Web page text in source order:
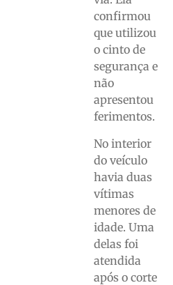
confirmou
que utilizou
o cinto de
segurança e
não
apresentou
ferimentos.
No interior
do veículo
havia duas
vítimas
menores de
idade. Uma
delas foi
atendida
após o corte